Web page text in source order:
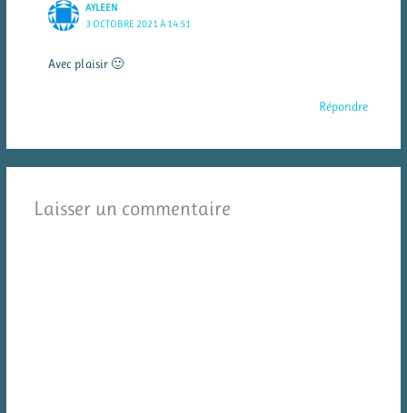
AYLEEN
3 OCTOBRE 2021 À 14:51
Avec plaisir 🙂
Répondre
Laisser un commentaire